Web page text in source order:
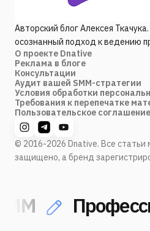
Авторский блог Алексея
осознанный подход к ведению
О проекте Dnative
Реклама в блоге
Консультации
Аудит вашей SMM-стратегии
Условия обработки
Требования к перепечатке
Пользовательское соглашение
© 2016-2026 Dnative. Все статьи
защищено, а бренд